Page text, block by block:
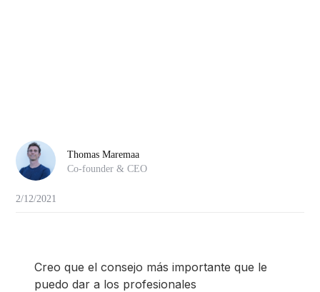
Thomas Maremaa
Co-founder & CEO
2/12/2021
Creo que el consejo más importante que le
puedo dar a los profesionales